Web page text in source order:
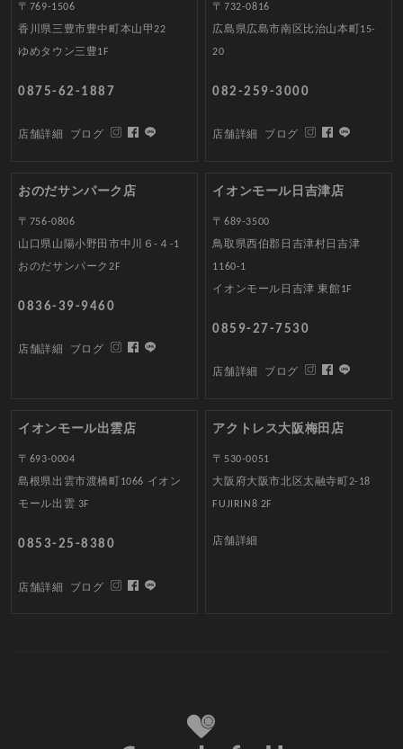
〒769-1506
香川県三豊市豊中町本山甲22
ゆめタウン三豊1F
0875-62-1887
店舗詳細 ブログ
〒732-0816
広島県広島市南区比治山本町15-
20
082-259-3000
店舗詳細 ブログ
おのだサンパーク店
〒756-0806
山口県山陽小野田市中川６-４-1
おのだサンパーク2F
0836-39-9460
店舗詳細 ブログ
イオンモール日吉津店
〒689-3500
鳥取県西伯郡日吉津村日吉津
1160-1
イオンモール日吉津 東館1F
0859-27-7530
店舗詳細 ブログ
イオンモール出雲店
〒693-0004
島根県出雲市渡橋町1066 イオン
モール出雲 3F
0853-25-8380
店舗詳細 ブログ
アクトレス大阪梅田店
〒530-0051
大阪府大阪市北区太融寺町2-18
FUJIRIN8 2F
店舗詳細